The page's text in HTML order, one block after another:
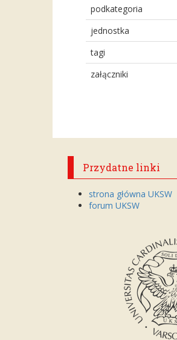
podkategoria
jednostka
tagi
załączniki
Przydatne linki
strona główna UKSW
forum UKSW